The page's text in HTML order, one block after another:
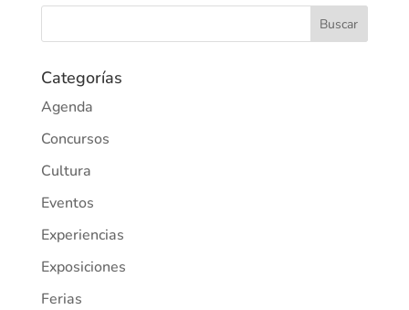
Categorías
Agenda
Concursos
Cultura
Eventos
Experiencias
Exposiciones
Ferias